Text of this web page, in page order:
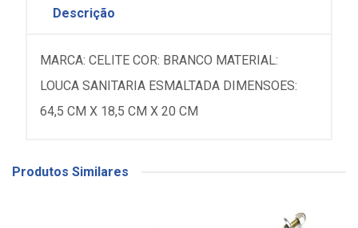
Descrição
MARCA: CELITE COR: BRANCO MATERIAL:
LOUCA SANITARIA ESMALTADA DIMENSOES:
64,5 CM X 18,5 CM X 20 CM
Produtos Similares